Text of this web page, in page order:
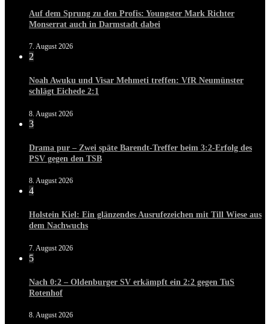
Auf dem Sprung zu den Profis: Youngster Mark Richter
Monserrat auch in Darmstadt dabei
7. August 2026
2
Noah Awuku und Visar Mehmeti treffen: VfR Neumünster
schlägt Eichede 2:1
8. August 2026
3
Drama pur – Zwei späte Barendt-Treffer beim 3:2-Erfolg des
PSV gegen den TSB
8. August 2026
4
Holstein Kiel: Ein glänzendes Ausrufezeichen mit Till Wiese aus
dem Nachwuchs
7. August 2026
5
Nach 0:2 – Oldenburger SV erkämpft ein 2:2 gegen TuS
Rotenhof
8. August 2026